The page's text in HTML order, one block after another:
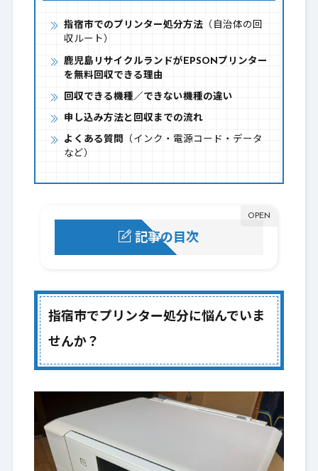
指宿市でのプリンター処分方法 （自治体の回
収ルート）
鹿児島リサイクルランドがEPSONプリンター
を無料回収できる理由
回収できる機種／できない機種の違い
申し込み方法と回収までの流れ
よくある質問
（インク・電源コード・データ
など）
記事の目次
2.
指宿市での一般的なプリンター処分方法
3.
鹿児島リサイクルランドが指宿市で選ばれ
3-1.理由1：対象なら0円（海外で需要があるため
無料回収が可能）
3-2.理由2：LINEで写真を送るだけ（対象判定が早
指宿市でプリンター処分に悩んでいま
せんか？